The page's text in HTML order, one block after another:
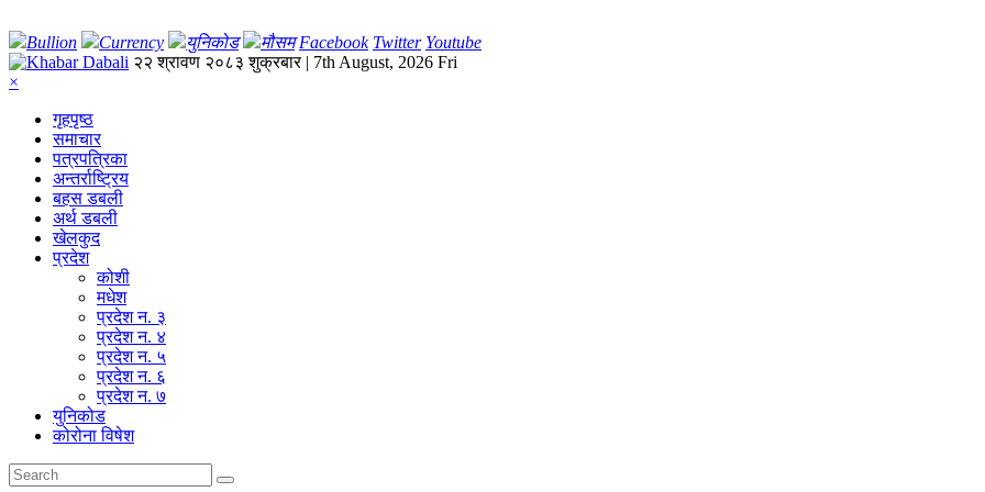
Bullion Currency युनिकोड मौसम Facebook Twitter Youtube
२२ श्रावण २०८३ शुक्रबार | 7th August, 2026 Fri
×
गृहपृष्‍ठ
समाचार
पत्रपत्रिका
अन्तर्राष्ट्रिय
बहस डबली
अर्थ डबली
खेलकुद
प्रदेश
कोशी
मधेश
प्रदेश न. ३
प्रदेश न. ४
प्रदेश न. ५
प्रदेश न. ६
प्रदेश न. ७
युनिकोड
कोरोना विषेश